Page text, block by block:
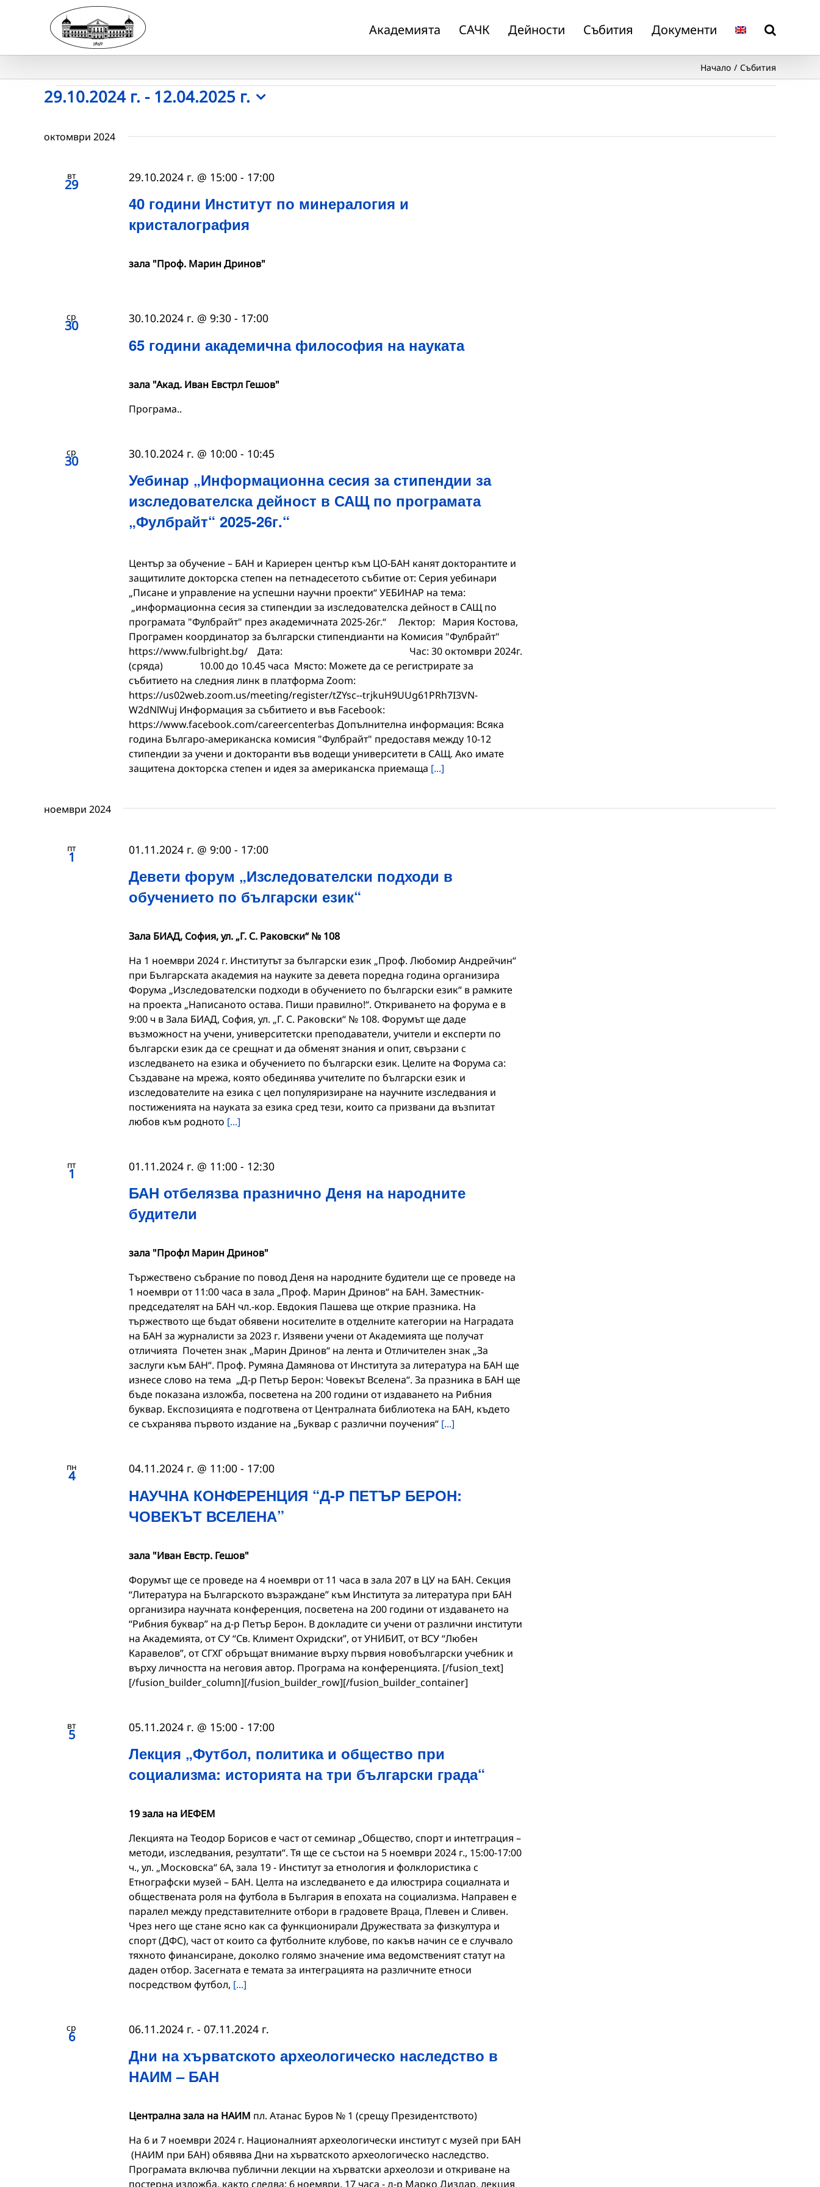
Академията САЧК Дейности Събития Документи
Начало Събития
Събития
29.10.2024 г. - 12.04.2025 г.
date.
октомври 2024
вт
29
40 години Институт по минералогия и
кристалография
29.10.2024 г. @ 15:00- 17:00
зала "Проф. Марин Дринов"
ср
30
65 години академична философия на науката
30.10.2024 г. @ 9:30- 17:00
зала "Акад. Иван Евстрл Гешов"
Програма..
ср
30
Уебинар „Информационна сесия за стипендии за
изследователска дейност в САЩ по програмата
„Фулбрайт“ 2025-26г.“
30.10.2024 г. @ 10:00- 10:45
Център за обучение – БАН и Кариерен център към ЦО-БАН канят докторантите и
защитилите докторска степен на петнадесетото събитие от: Серия уебинари
„Писане и управление на успешни научни проекти“ УЕБИНАР на тема:
„информационна сесия за стипендии за изследователска дейност в САЩ по
програмата "Фулбрайт" през академичната 2025-26г.“ Лектор: Мария Костова,
Програмен координатор за български стипендианти на Комисия "Фулбрайт"
https://www.fulbright.bg/ Дата: Час: 30 октомври 2024г.
(сряда) 10.00 до 10.45 часа Място: Можете да се регистрирате за
събитието на следния линк в платформа Zoom:
https://us02web.zoom.us/meeting/register/tZYsc--trjkuH9UUg61PRh7I3VN-
W2dNlWuj Информация за събитието и във Facebook:
https://www.facebook.com/careercenterbas Допълнителна информация: Всяка
година Българо-американска комисия "Фулбрайт" предоставя между 10-12
стипендии за учени и докторанти във водещи университети в САЩ. Ако имате
защитена докторска степен и идея за американска приемаща [...]
ноември 2024
пт
1
Девети форум „Изследователски подходи в
обучението по български език“
01.11.2024 г. @ 9:00- 17:00
Зала БИАД, София, ул. „Г. С. Раковски“ № 108
На 1 ноември 2024 г. Институтът за български език „Проф. Любомир Андрейчин“
при Българската академия на науките за девета поредна година организира
Форума „Изследователски подходи в обучението по български език“ в рамките
на проекта „Написаното остава. Пиши правилно!“. Откриването на форума е в
9:00 ч в Зала БИАД, София, ул. „Г. С. Раковски“ № 108. Форумът ще даде
възможност на учени, университетски преподаватели, учители и експерти по
български език да се срещнат и да обменят знания и опит, свързани с
изследването на езика и обучението по български език. Целите на Форума са:
Създаване на мрежа, която обединява учителите по български език и
изследователите на езика с цел популяризиране на научните изследвания и
постиженията на науката за езика сред тези, които са призвани да възпитат
любов към родното [...]
пт
1
БАН отбелязва празнично Деня на народните
будители
01.11.2024 г. @ 11:00- 12:30
зала "Профл Марин Дринов"
Тържествено събрание по повод Деня на народните будители ще се проведе на
1 ноември от 11:00 часа в зала „Проф. Марин Дринов“ на БАН. Заместник-
председателят на БАН чл.-кор. Евдокия Пашева ще открие празника. На
тържеството ще бъдат обявени носителите в отделните категории на Наградата
на БАН за журналисти за 2023 г. Изявени учени от Академията ще получат
отличията Почетен знак „Марин Дринов“ на лента и Отличителен знак „За
заслуги към БАН“. Проф. Румяна Дамянова от Института за литература на БАН ще
изнесе слово на тема „Д-р Петър Берон: Човекът Вселена“. За празника в БАН ще
бъде показана изложба, посветена на 200 години от издаването на Рибния
буквар. Експозицията е подготвена от Централната библиотека на БАН, където
се съхранява първото издание на „Буквар с различни поучения“ [...]
пн
4
НАУЧНА КОНФЕРЕНЦИЯ “Д-Р ПЕТЪР БЕРОН:
ЧОВЕКЪТ ВСЕЛЕНА”
04.11.2024 г. @ 11:00- 17:00
зала "Иван Евстр. Гешов"
Форумът ще се проведе на 4 ноември от 11 часа в зала 207 в ЦУ на БАН. Секция
“Литература на Българското възраждане” към Института за литература при БАН
организира научната конференция, посветена на 200 години от издаването на
“Рибния буквар” на д-р Петър Берон. В докладите си учени от различни институти
на Академията, от СУ “Св. Климент Охридски”, от УНИБИТ, от ВСУ “Любен
Каравелов”, от СГХГ обръщат внимание върху първия новобългарски учебник и
върху личността на неговия автор. Програма на конференцията. [/fusion_text]
[/fusion_builder_column][/fusion_builder_row][/fusion_builder_container]
вт
5
Лекция „Футбол, политика и общество при
социализма: историята на три български града“
05.11.2024 г. @ 15:00- 17:00
19 зала на ИЕФЕМ
Лекцията на Теодор Борисов е част от семинар „Общество, спорт и интетграция –
методи, изследвания, резултати“. Тя ще се състои на 5 ноември 2024 г., 15:00-17:00
ч., ул. „Московска“ 6А, зала 19 - Институт за етнология и фолклористика с
Етнографски музей – БАН. Целта на изследването е да илюстрира социалната и
обществената роля на футбола в България в епохата на социализма. Направен е
паралел между представителните отбори в градовете Враца, Плевен и Сливен.
Чрез него ще стане ясно как са функционирали Дружествата за физкултура и
спорт (ДФС), част от които са футболните клубове, по какъв начин се е случвало
тяхното финансиране, доколко голямо значение има ведомственият статут на
даден отбор. Засегната е темата за интеграцията на различните етноси
посредством футбол, [...]
ср
6
Дни на хърватското археологическо наследство в
НАИМ – БАН
06.11.2024 г. - 07.11.2024 г.
Централна зала на НАИМ пл. Атанас Буров № 1 (срещу Президентството)
На 6 и 7 ноември 2024 г. Националният археологически институт с музей при БАН
(НАИМ при БАН) обявява Дни на хърватското археологическо наследство.
Програмата включва публични лекции на хърватски археолози и откриване на
постерна изложба, както следва: 6 ноември, 17 часа - д-р Марко Диздар, лекция